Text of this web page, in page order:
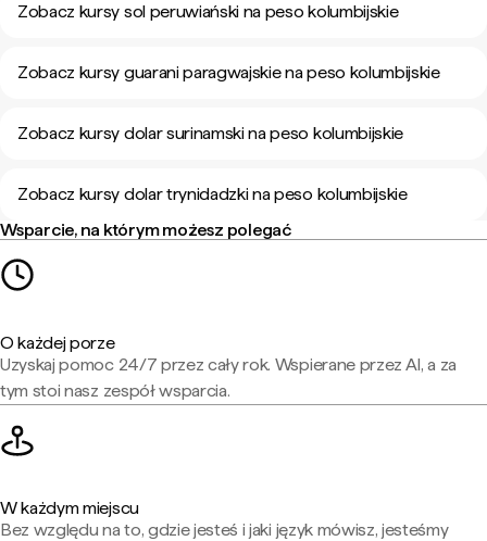
Zobacz kursy sol peruwiański na peso kolumbijskie
Zobacz kursy guarani paragwajskie na peso kolumbijskie
Zobacz kursy dolar surinamski na peso kolumbijskie
Zobacz kursy dolar trynidadzki na peso kolumbijskie
Wsparcie, na którym możesz polegać
O każdej porze
Uzyskaj pomoc 24/7 przez cały rok. Wspierane przez AI, a za
tym stoi nasz zespół wsparcia.
W każdym miejscu
Bez względu na to, gdzie jesteś i jaki język mówisz, jesteśmy